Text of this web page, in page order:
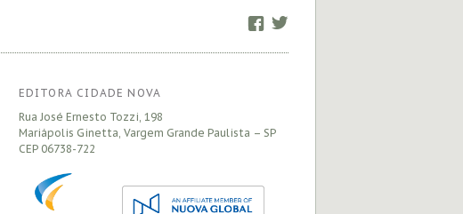
Facebook
Twitter
EDITORA CIDADE NOVA
Rua José Ernesto Tozzi, 198
Mariápolis Ginetta, Vargem Grande Paulista – SP
CEP06738-722